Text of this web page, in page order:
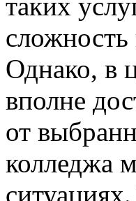
сложность
Однако, в
вполне
от
колледжа